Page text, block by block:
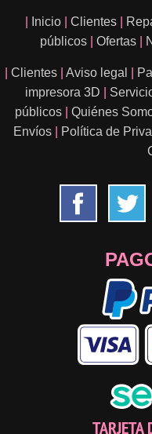
Inicio Clientes
públicos
Ofertas
Clientes Aviso legal
impresora 3D
públicos
Quiénes
Envíos
Política de
TARJETA